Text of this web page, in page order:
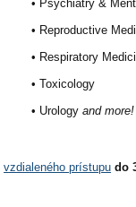
• Psychiatry &
• Reproductive
• Respiratory
• Toxicology
• Urology and more!
vzdialeného prístupu do